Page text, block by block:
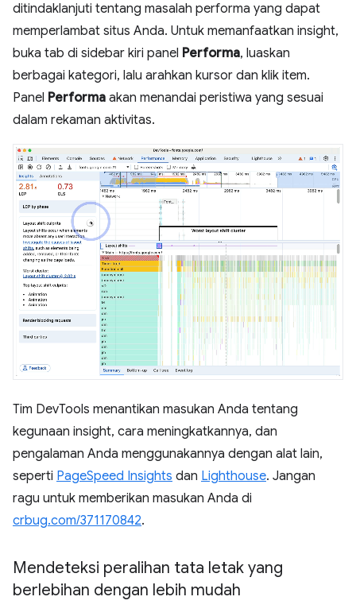
ditindaklanjuti tentang masalah performa yang dapat
memperlambat situs Anda. Untuk memanfaatkan insight,
buka tab di sidebar kiri panel Performa, luaskan
berbagai kategori, lalu arahkan kursor dan klik item.
Panel Performa akan menandai peristiwa yang sesuai
dalam rekaman aktivitas.
Tim DevTools menantikan masukan Anda tentang
kegunaan insight, cara meningkatkannya, dan
pengalaman Anda menggunakannya dengan alat lain,
seperti PageSpeed Insights dan Lighthouse. Jangan
ragu untuk memberikan masukan Anda di
crbug.com/371170842.
Mendeteksi peralihan tata letak yang
berlebihan dengan lebih mudah